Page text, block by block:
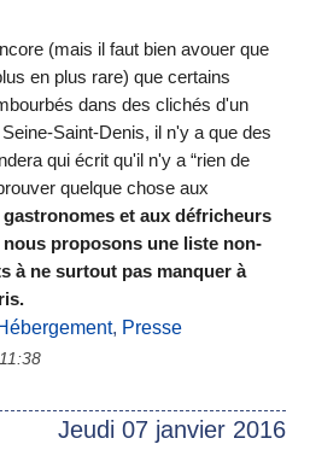
(mais il faut bien avouer que
en plus rare) que certains
dans des clichés d'un
Saint-Denis, il n'y a que des
qui écrit qu'il n'y a “rien de
quelque chose aux
gastronomes et aux défricheurs
proposons une liste non-
à ne surtout pas manquer à
, Presse
Jeudi 07 janvier 2016